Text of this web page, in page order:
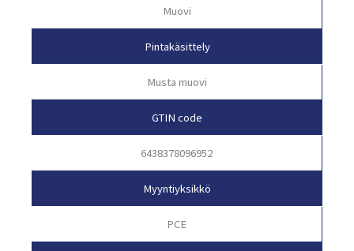
Muovi
Pintakäsittely
Musta muovi
GTIN code
6438378096952
Myyntiyksikkö
PCE